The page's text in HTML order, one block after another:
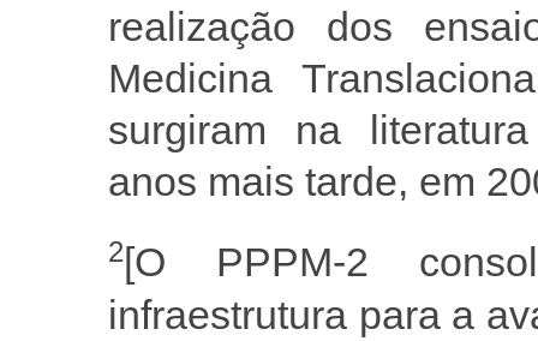
realização dos
Medicina
surgiram na
anos mais tarde, em
2 [O PPPM-2
infraestrutura para a